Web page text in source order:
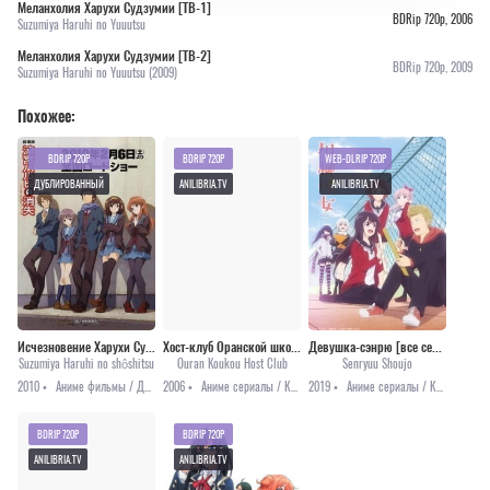
Меланхолия Харухи Судзумии [ТВ-1]
Suzumiya Haruhi no Yuuutsu BDRip 720p, 2006
Меланхолия Харухи Судзумии [ТВ-2]
Suzumiya Haruhi no Yuuutsu (2009) BDRip 720p, 2009
Похожее:
Suzumiya Haruhi no shôshitsu
2010 •
BDRIP 720P
ДУБЛИРОВАННЫЙ
Ouran Koukou Host Club
2006 •
BDRIP 720P
ANILIBRIA.TV
Senryuu Shoujo
2019 •
WEB-DLRIP 720P
ANILIBRIA.TV
BDRIP 720P
ANILIBRIA.TV
BDRIP 720P
ANILIBRIA.TV